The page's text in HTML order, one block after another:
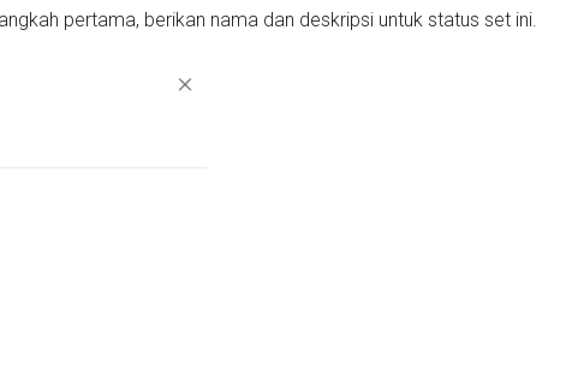
pertama, berikan nama dan deskripsi untuk status set ini.